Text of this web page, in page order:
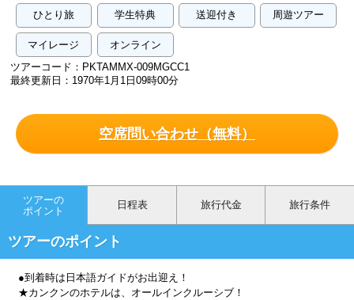
ひとり旅 学生特典 送迎付き 周遊ツアー
マイレージ
オンライン
ツアーコード：PKTAMMX-009MGCC1
最終更新日：1970年1月1日09時00分
空席問い合わせ（無料）
ツアーの
ポイント
日程表 旅行代金 旅行条件
ツアーのポイント
●到着時は日本語ガイドがお出迎え！
★カンクンのホテルは、オールインクルーシブ！